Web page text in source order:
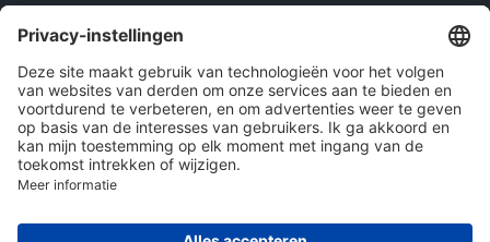
Onze producten
en diensten
Over Hitma
Algemene voorwaarden Disclaimer
Colofon
© 2026 Hitma B.V.